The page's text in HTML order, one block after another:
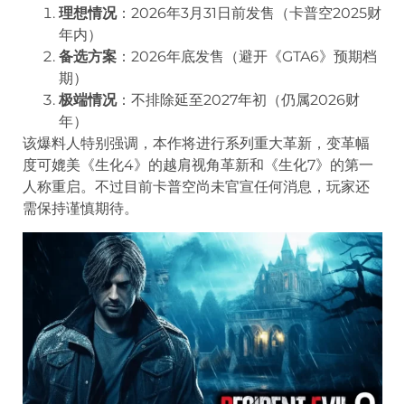
理想情况：2026年3月31日前发售（卡普空2025财
年内）
备选方案 ：2026年底发售（避开《GTA6》预期档
期）
极端情况：不排除延至2027年初（仍属2026财
年）
该爆料人特别强调，本作将进行系列重大革新，变革幅
度可媲美《生化4》的越肩视角革新和《生化7》的第一
人称重启。不过目前卡普空尚未官宣任何消息，玩家还
需保持谨慎期待。